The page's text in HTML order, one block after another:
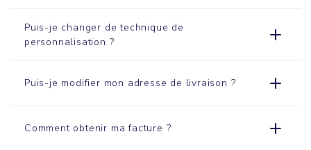
Puis-je changer de technique de
personnalisation ?
Puis-je modifier mon adresse de livraison ?
Comment obtenir ma facture ?